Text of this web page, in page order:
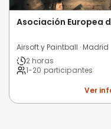
Asociación Europea
Airsoft y Paintball · Madrid
2 horas
1-20 participantes
Ver